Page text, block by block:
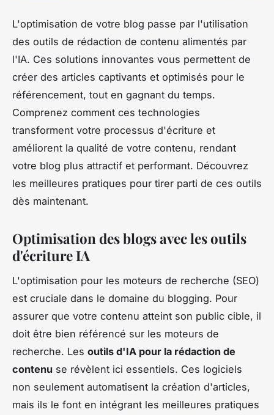
L'optimisation de votre blog passe par l'utilisation
des outils de rédaction de contenu alimentés par
l'IA. Ces solutions innovantes vous permettent de
créer des articles captivants et optimisés pour le
référencement, tout en gagnant du temps.
Comprenez comment ces technologies
transforment votre processus d'écriture et
améliorent la qualité de votre contenu, rendant
votre blog plus attractif et performant. Découvrez
les meilleures pratiques pour tirer parti de ces outils
dès maintenant.
Optimisation des blogs avec les outils
d'écriture IA
L'optimisation pour les moteurs de recherche (SEO)
est cruciale dans le domaine du blogging. Pour
assurer que votre contenu atteint son public cible, il
doit être bien référencé sur les moteurs de
recherche. Les outils d'IA pour la rédaction de
contenu se révèlent ici essentiels. Ces logiciels
non seulement automatisent la création d'articles,
mais ils le font en intégrant les meilleures pratiques